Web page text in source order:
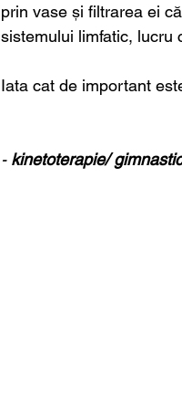
prin vase și filtrarea ei
sistemului limfatic, lucru
Iata cat de important
- kinetoterapie/